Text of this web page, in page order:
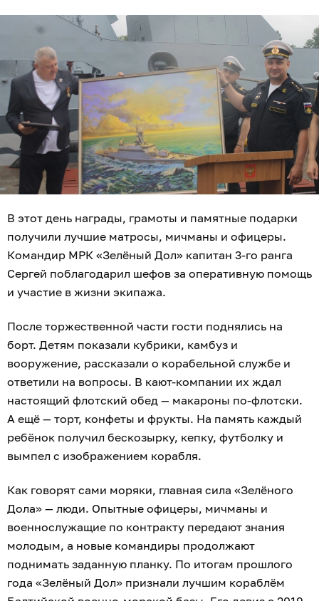
В этот день награды, грамоты и памятные подарки
получили лучшие матросы, мичманы и офицеры.
Командир МРК «Зелёный Дол» капитан 3-го ранга
Сергей поблагодарил шефов за оперативную помощь
и участие в жизни экипажа.
После торжественной части гости поднялись на
борт. Детям показали кубрики, камбуз и
вооружение, рассказали о корабельной службе и
ответили на вопросы. В кают-компании их ждал
настоящий флотский обед — макароны по-флотски.
А ещё — торт, конфеты и фрукты. На память каждый
ребёнок получил бескозырку, кепку, футболку и
вымпел с изображением корабля.
Как говорят сами моряки, главная сила «Зелёного
Дола» — люди. Опытные офицеры, мичманы и
военнослужащие по контракту передают знания
молодым, а новые командиры продолжают
поднимать заданную планку. По итогам прошлого
года «Зелёный Дол» признали лучшим кораблём